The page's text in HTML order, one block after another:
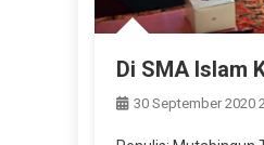
Di SMA Islam
30 September 2020